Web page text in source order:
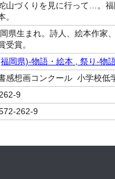
山づくりを見に行って…。
。
県生まれ。詩人、絵本作家
受賞。
岡県)-物語・絵本
祭り-物
感想画コンクール 小学校
9
262-9